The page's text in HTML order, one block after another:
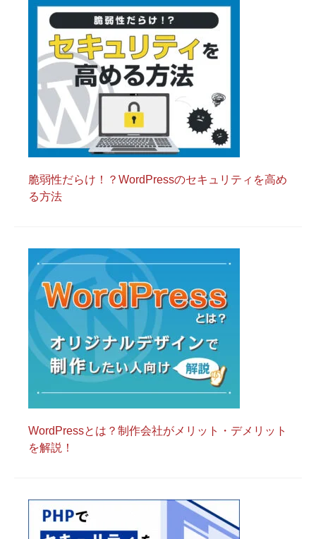
脆弱性だらけ！？WordPressのセキュリティを高め
る方法
WordPressとは？制作会社がメリット・デメリット
を解説！